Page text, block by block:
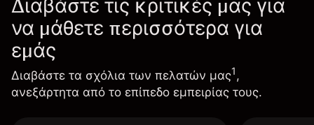
Διαβάστε τις κριτικές μας για
να μάθετε περισσότερα για
εμάς
Διαβάστε τα σχόλια των πελατών μας1,
ανεξάρτητα από το επίπεδο εμπειρίας τους.